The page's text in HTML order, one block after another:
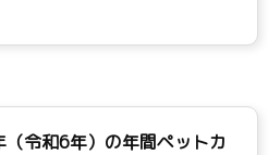
令和6年）の年間ペットカ